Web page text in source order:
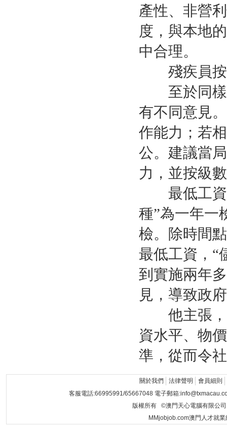
產性、非營
度，與本地
中合理。
殘疾員按
至於同樣
有不同意見
作能力；若
公。建議當
力，並按級
最低工資
種”為一年一
檢。除時間
最低工資，“
到實施兩年
見，導致政
他主張，
資水平、物
準，從而令
關於我們 法律聲明
會員細則
客服電話:66995991/65667048 電子郵箱
版權所有 ©澳門天心電腦有限公
MMjobjob.com澳門人才就